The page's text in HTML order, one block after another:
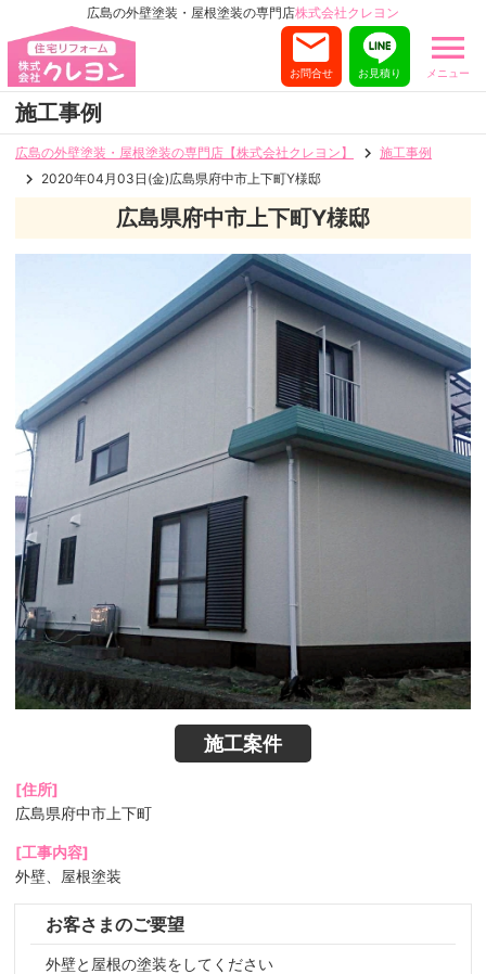
広島の外壁塗装・屋根塗装の専門店株式会社クレヨン
メニュー
お見積り
お問合せ
施工事例
広島の外壁塗装・屋根塗装の専門店【株式会社クレヨン】
施工事例
2020年04月03日(金)広島県府中市上下町Y様邸
広島県府中市上下町Y様邸
施工案件
[住所]
広島県府中市上下町
[工事内容]
外壁、屋根塗装
お客さまのご要望
外壁と屋根の塗装をしてください